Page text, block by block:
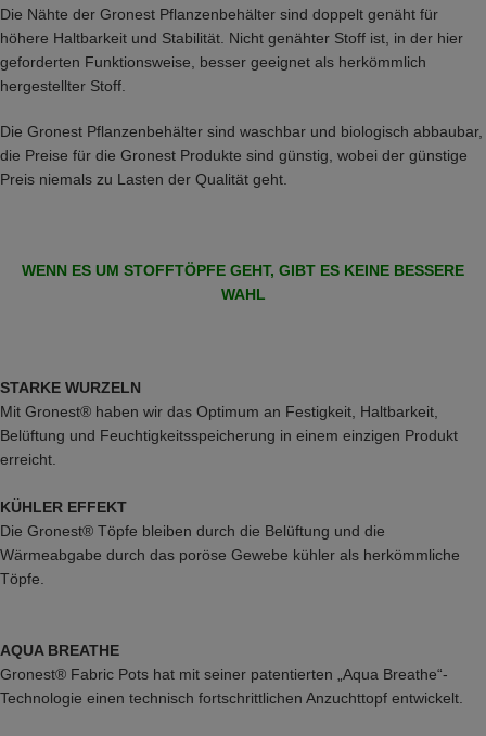
Die Nähte der Gronest Pflanzenbehälter sind doppelt genäht für
höhere Haltbarkeit und Stabilität. Nicht genähter Stoff ist, in der hier
geforderten Funktionsweise, besser geeignet als herkömmlich
hergestellter Stoff.
Die Gronest Pflanzenbehälter sind waschbar und biologisch abbaubar,
die Preise für die Gronest Produkte sind günstig, wobei der günstige
Preis niemals zu Lasten der Qualität geht.
WENN ES UM STOFFTÖPFE GEHT, GIBT ES KEINE BESSERE
WAHL
STARKE WURZELN
Mit Gronest® haben wir das Optimum an Festigkeit, Haltbarkeit,
Belüftung und Feuchtigkeitsspeicherung in einem einzigen Produkt
erreicht.
KÜHLER EFFEKT
Die Gronest® Töpfe bleiben durch die Belüftung und die
Wärmeabgabe durch das poröse Gewebe kühler als herkömmliche
Töpfe.
AQUA BREATHE
Gronest® Fabric Pots hat mit seiner patentierten „Aqua Breathe“-
Technologie einen technisch fortschrittlichen Anzuchttopf entwickelt.